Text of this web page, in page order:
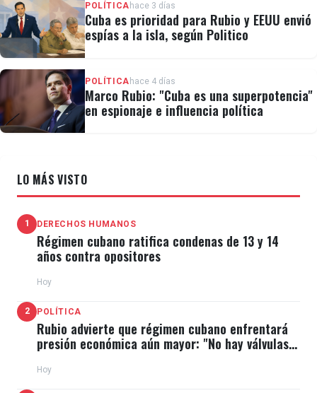
POLÍTICA hace 3 días
Cuba es prioridad para Rubio y EEUU envió
espías a la isla, según Politico
POLÍTICA hace 4 días
Marco Rubio: "Cuba es una superpotencia"
en espionaje e influencia política
LO MÁS VISTO
1 DERECHOS HUMANOS
Régimen cubano ratifica condenas de 13 y 14
años contra opositores
Hoy
2 POLÍTICA
Rubio advierte que régimen cubano enfrentará
presión económica aún mayor: "No hay válvulas
Hoy